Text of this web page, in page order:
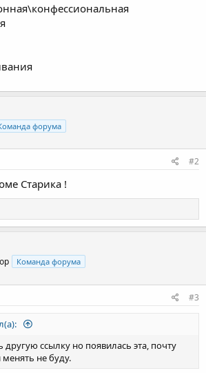
форума
#2
Старика !
Команда форума
#3
другую ссылку но появилась эта, почту
менять не буду.